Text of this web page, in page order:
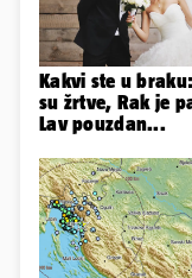
Kakvi ste u
su žrtve, Rak je
Lav pouzdan...